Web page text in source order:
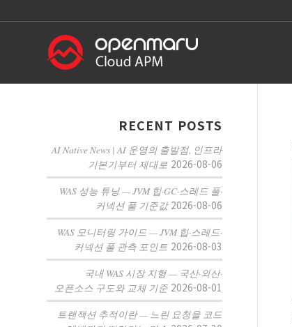
RECENT POSTS
AI Native News | AI 운영의 출발점, 인프라
기본기부터 제대로 2026-08-06
WAS 성능 튜닝 — JVM 힙·GC·스레드 풀·
커넥션 풀 기준값 2026-08-06
WAS 모니터링 가이드 — JVM 힙·스레드·
커넥션 풀 관측 포인트 2026-08-03
국내 WAS 시장 지형 — 국산·외산·
오픈소스 구도와 교체 기준 2026-08-01
트랜잭션 추적이란 — 느린 요청을 코드